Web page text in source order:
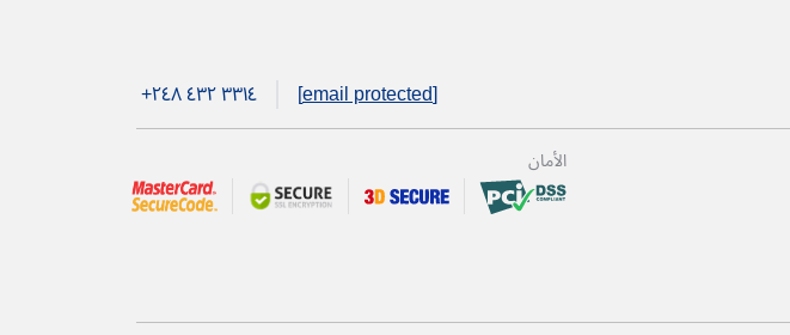
[email protected] +۲٤۸ ٤۳۲ ۳۳۱٤
الأمان